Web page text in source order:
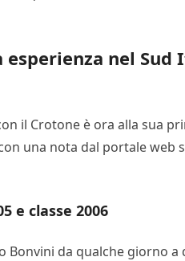
nel Sud
il Crotone è ora alla sua
una nota dal portale web
e classe 2006
Bonvini da qualche giorno a